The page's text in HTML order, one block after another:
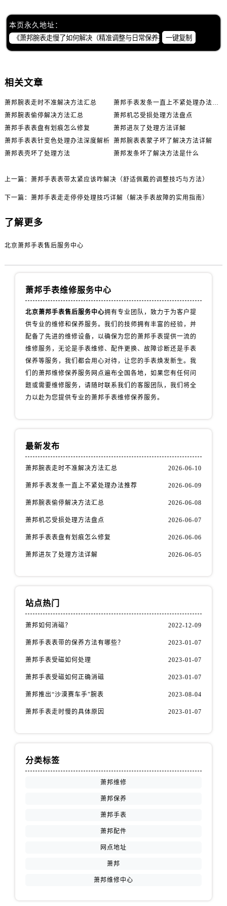
本页永久地址：
一键复制
相关文章
萧邦腕表走时不准解决方法汇总
萧邦手表发条一直上不紧处理办法推荐
萧邦腕表偷停解决方法汇总
萧邦机芯受损处理方法盘点
萧邦手表表盘有划痕怎么修复
萧邦进灰了处理方法详解
萧邦手表表针变色处理办法深度解析 萧邦腕表表蒙子坏了解决方法详解
萧邦表壳坏了处理方法
萧邦发条坏了解决方法是什么
上一篇： 萧邦手表表带太紧应该咋解决（舒适佩戴的调整技巧与方法）
下一篇： 萧邦手表走走停停处理技巧详解（解决手表故障的实用指南）
了解更多
北京萧邦手表售后服务中心
萧邦手表维修服务中心
北京萧邦手表售后服务中心拥有专业团队，致力于为客户提
供专业的维修和保养服务。我们的技师拥有丰富的经验，并
配备了先进的维修设备，以确保为您的萧邦手表提供一流的
维修服务，无论是手表维修、配件更换、故障诊断还是手表
保养等服务，我们都会用心对待，让您的手表焕发新生。我
们的萧邦维修保养服务网点遍布全国各地，如果您有任何问
题或需要维修服务，请随时联系我们的客服团队，我们将全
力以赴为您提供专业的萧邦手表维修保养服务。
最新发布
萧邦腕表走时不准解决方法汇总 2026-06-10
萧邦手表发条一直上不紧处理办法推荐 2026-06-09
萧邦腕表偷停解决方法汇总 2026-06-08
萧邦机芯受损处理方法盘点 2026-06-07
萧邦手表表盘有划痕怎么修复 2026-06-06
萧邦进灰了处理方法详解 2026-06-05
站点热门
萧邦如何消磁？ 2022-12-09
萧邦手表表带的保养方法有哪些？ 2023-01-07
萧邦手表受磁如何处理 2023-01-07
萧邦手表受磁如何正确消磁 2023-01-07
萧邦推出“沙漠赛车手”腕表 2023-08-04
萧邦手表走时慢的具体原因 2023-01-07
分类标签
萧邦维修
萧邦保养
萧邦手表
萧邦配件
网点地址
萧邦
萧邦维修中心